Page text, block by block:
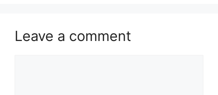
Leave a comment